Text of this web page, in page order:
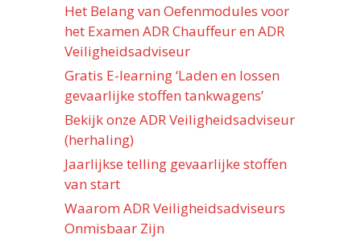
Het Belang van Oefenmodules voor
het Examen ADR Chauffeur en ADR
Veiligheidsadviseur
Gratis E-learning ‘Laden en lossen
gevaarlijke stoffen tankwagens’
Bekijk onze ADR Veiligheidsadviseur
(herhaling)
Jaarlijkse telling gevaarlijke stoffen
van start
Waarom ADR Veiligheidsadviseurs
Onmisbaar Zijn